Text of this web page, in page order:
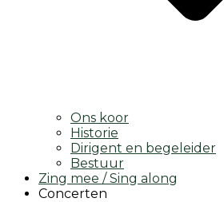
Ons koor
Historie
Dirigent en begeleider
Bestuur
Zing mee / Sing along
Concerten